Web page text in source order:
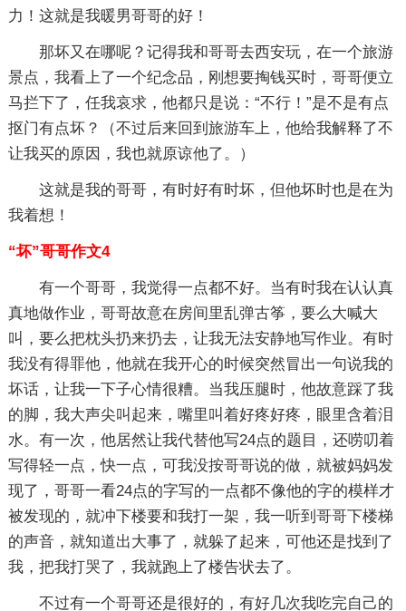
力！这就是我暖男哥哥的好！
那坏又在哪呢？记得我和哥哥去西安玩，在一个旅游
景点，我看上了一个纪念品，刚想要掏钱买时，哥哥便立
马拦下了，任我哀求，他都只是说：“不行！”是不是有点
抠门有点坏？（不过后来回到旅游车上，他给我解释了不
让我买的原因，我也就原谅他了。）
这就是我的哥哥，有时好有时坏，但他坏时也是在为
我着想！
“坏”哥哥作文4
有一个哥哥，我觉得一点都不好。当有时我在认认真
真地做作业，哥哥故意在房间里乱弹古筝，要么大喊大
叫，要么把枕头扔来扔去，让我无法安静地写作业。有时
我没有得罪他，他就在我开心的时候突然冒出一句说我的
坏话，让我一下子心情很糟。当我压腿时，他故意踩了我
的脚，我大声尖叫起来，嘴里叫着好疼好疼，眼里含着泪
水。有一次，他居然让我代替他写24点的题目，还唠叨着
写得轻一点，快一点，可我没按哥哥说的做，就被妈妈发
现了，哥哥一看24点的字写的一点都不像他的字的模样才
被发现的，就冲下楼要和我打一架，我一听到哥哥下楼梯
的声音，就知道出大事了，就躲了起来，可他还是找到了
我，把我打哭了，我就跑上了楼告状去了。
不过有一个哥哥还是很好的，有好几次我吃完自己的